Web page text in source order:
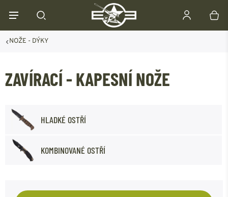
NOŽE - DÝKY
ZAVÍRACÍ - KAPESNÍ NOŽE
HLADKÉ OSTŘÍ
KOMBINOVANÉ OSTŘÍ